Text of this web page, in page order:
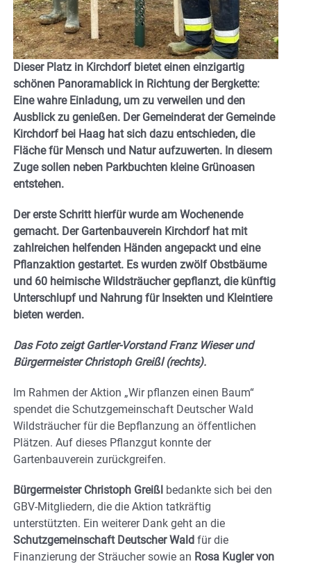
Dieser Platz in Kirchdorf bietet einen einzigartig
schönen Panoramablick in Richtung der Bergkette:
Eine wahre Einladung, um zu verweilen und den
Ausblick zu genießen. Der Gemeinderat der Gemeinde
Kirchdorf bei Haag hat sich dazu entschieden, die
Fläche für Mensch und Natur aufzuwerten. In diesem
Zuge sollen neben Parkbuchten kleine Grünoasen
entstehen.
Der erste Schritt hierfür wurde am Wochenende
gemacht. Der Gartenbauverein Kirchdorf hat mit
zahlreichen helfenden Händen angepackt und eine
Pflanzaktion gestartet. Es wurden zwölf Obstbäume
und 60 heimische Wildsträucher gepflanzt, die künftig
Unterschlupf und Nahrung für Insekten und Kleintiere
bieten werden.
Das Foto zeigt Gartler-Vorstand Franz Wieser und
Bürgermeister Christoph Greißl (rechts).
Im Rahmen der Aktion „Wir pflanzen einen Baum“
spendet die Schutzgemeinschaft Deutscher Wald
Wildsträucher für die Bepflanzung an öffentlichen
Plätzen. Auf dieses Pflanzgut konnte der
Gartenbauverein zurückgreifen.
Bürgermeister Christoph Greißl bedankte sich bei den
GBV-Mitgliedern, die die Aktion tatkräftig
unterstützten. Ein weiterer Dank geht an die
Schutzgemeinschaft Deutscher Wald für die
Finanzierung der Sträucher sowie an Rosa Kugler von